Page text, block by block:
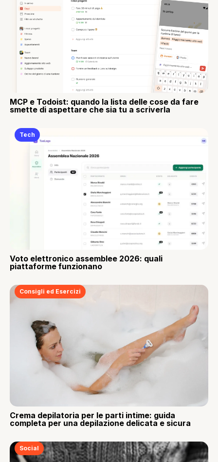
MCP e Todoist: quando la lista delle cose da fare
smette di aspettare che sia tu a scriverla
Tech
Voto elettronico assemblee 2026: quali
piattaforme funzionano
Consigli ed Esercizi
Crema depilatoria per le parti intime: guida
completa per una depilazione delicata e sicura
Social